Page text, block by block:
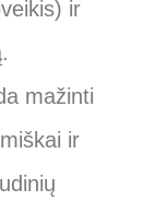
ir
mažinti
ir